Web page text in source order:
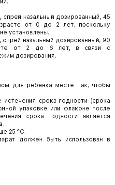
назальный дозированный, 45
от 0 до 2 лет, поскольку
установлены.
назальный дозированный, 90
от 2 до 6 лет, в связи с
дозирования.
для ребенка месте так, чтобы
срока годности (срока
упаковке или флаконе после
срока годности является
25 °C.
должен быть использован в